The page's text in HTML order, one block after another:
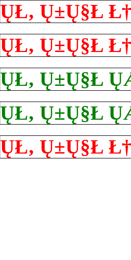
Ų­Ł‚ Ų±Ų§Ł
Ų­Ł‚ Ų±Ų§Ł
Ų­Ł‚ Ų±Ų§Ł
Ų­Ł‚ Ų±Ų§Ł
Ų­Ł‚ Ų±Ų§Ł